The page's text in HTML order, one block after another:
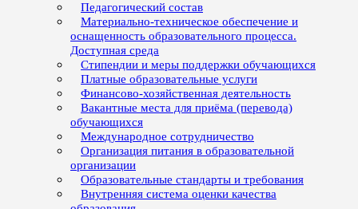
Педагогический состав
Материально-техническое обеспечение и
оснащенность образовательного процесса.
Доступная среда
Стипендии и меры поддержки обучающихся
Платные образовательные услуги
Финансово-хозяйственная деятельность
Вакантные места для приёма (перевода)
обучающихся
Международное сотрудничество
Организация питания в образовательной
организации
Образовательные стандарты и требования
Внутренняя система оценки качества